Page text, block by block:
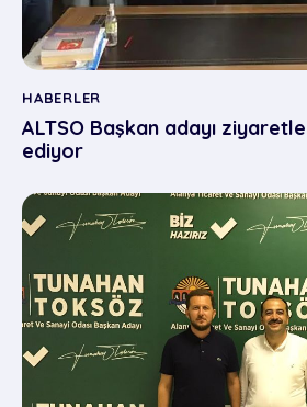
HABERLER
ALTSO Başkan adayı
ediyor